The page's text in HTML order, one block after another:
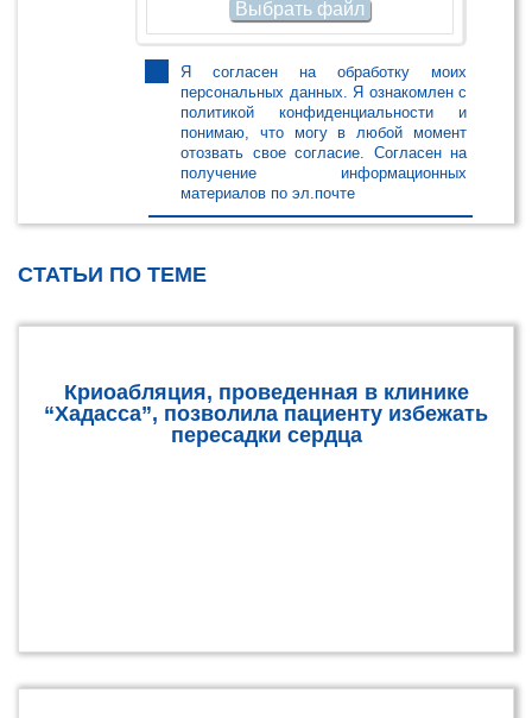
Я согласен на обработку моих
персональных данных. Я ознакомлен с
политикой конфиденциальности и
понимаю, что могу в любой момент
отозвать свое согласие. Согласен на
получение информационных
материалов по эл.почте
СТАТЬИ ПО ТЕМЕ
Криоабляция, проведенная в клинике
“Хадасса”, позволила пациенту избежать
пересадки сердца